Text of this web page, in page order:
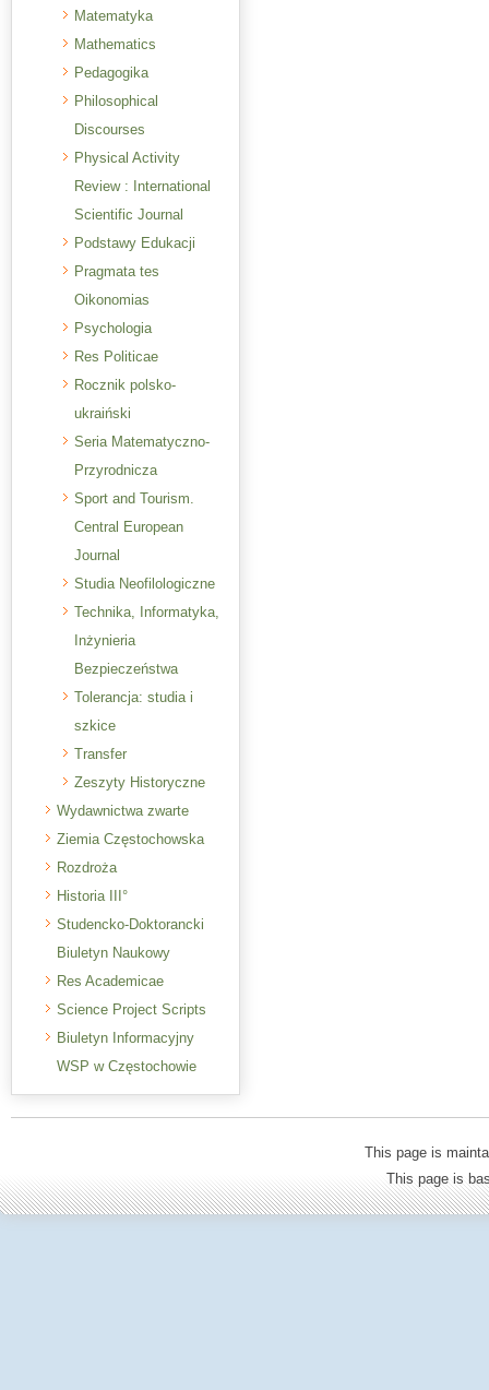
Matematyka
Mathematics
Pedagogika
Philosophical
Discourses
Physical Activity
Review : International
Scientific Journal
Podstawy Edukacji
Pragmata tes
Oikonomias
Psychologia
Res Politicae
Rocznik polsko-
ukraiński
Seria Matematyczno-
Przyrodnicza
Sport and Tourism.
Central European
Journal
Studia Neofilologiczne
Technika, Informatyka,
Inżynieria
Bezpieczeństwa
Tolerancja: studia i
szkice
Transfer
Zeszyty Historyczne
Wydawnictwa zwarte
Ziemia Częstochowska
Rozdroża
Historia III°
Studencko-Doktorancki
Biuletyn Naukowy
Res Academicae
Science Project Scripts
Biuletyn Informacyjny
WSP w Częstochowie
This page is
This page is